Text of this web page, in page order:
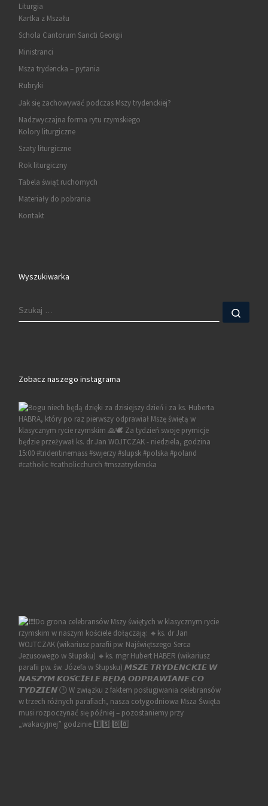
Liturgia
Kartka z Mszału
Schola Cantorum Sancti Georgii
Ministranci
Msza trydencka – pytania
Rubryki
Jak się zachowywać podczas Mszy trydenckiej?
Nadzwyczajna forma rytu rzymskiego
Kolory liturgiczne
Szaty liturgiczne
Rok liturgiczny
Tabela świąt ruchomych
Materiały do pobrania
Kontakt
Wyszukiwarka
SZUKAJ
Zobacz naszego instagrama